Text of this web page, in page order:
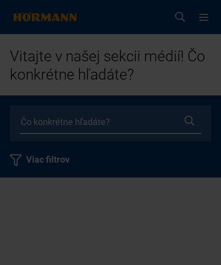
Vitajte v našej sekcii médií! Čo
konkrétne hľadáte?
Viac filtrov